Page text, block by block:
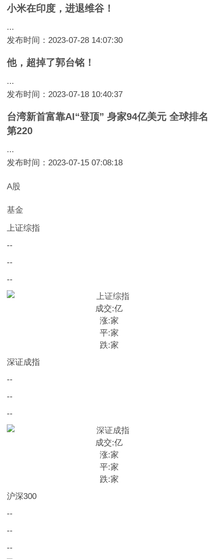
小米在印度，进退维谷！
...
发布时间：2023-07-28 14:07:30
他，超掉了郭台铭！
...
发布时间：2023-07-18 10:40:37
台湾新首富靠AI“登顶” 身家94亿美元 全球排名
第220
...
发布时间：2023-07-15 07:08:18
A股
基金
上证综指
--
--
--
成交:亿
涨:家
平:家
跌:家
深证成指
--
--
--
成交:亿
涨:家
平:家
跌:家
沪深300
--
--
--